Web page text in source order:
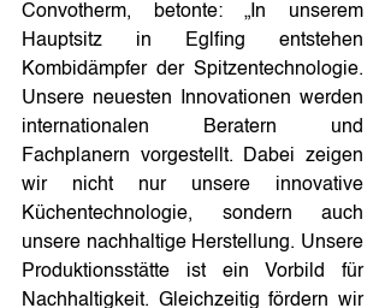
Convotherm, betonte: „In unserem
Hauptsitz in Eglfing entstehen
Kombidämpfer der Spitzentechnologie.
Unsere neuesten Innovationen werden
internationalen Beratern und
Fachplanern vorgestellt. Dabei zeigen
wir nicht nur unsere innovative
Küchentechnologie, sondern auch
unsere nachhaltige Herstellung. Unsere
Produktionsstätte ist ein Vorbild für
Nachhaltigkeit. Gleichzeitig fördern wir